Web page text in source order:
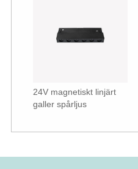
24V magnetiskt linjärt
galler spårljus